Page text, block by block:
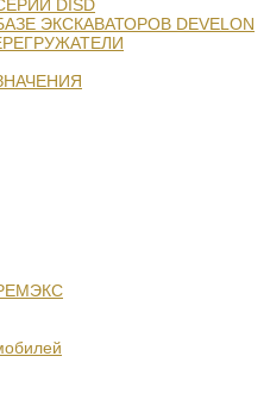
DISD
ЭКСКАВАТОРОВ DEVELON